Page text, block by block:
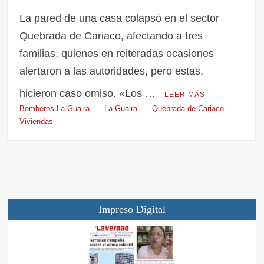
La pared de una casa colapsó en el sector
Quebrada de Cariaco, afectando a tres
familias, quienes en reiteradas ocasiones
alertaron a las autoridades, pero estas,
hicieron caso omiso. «Los …
LEER MÁS
Bomberos La Guaira La Guaira
Quebrada de Cariaco
Viviendas
Impreso Digital